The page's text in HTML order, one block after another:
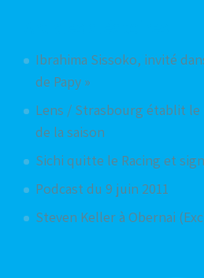
Ibrahima Sissoko, invité
de Papy »
Lens / Strasbourg établit
de la saison
Sichi quitte le Racing et
Podcast du 9 juin 2011
Steven Keller à Obernai